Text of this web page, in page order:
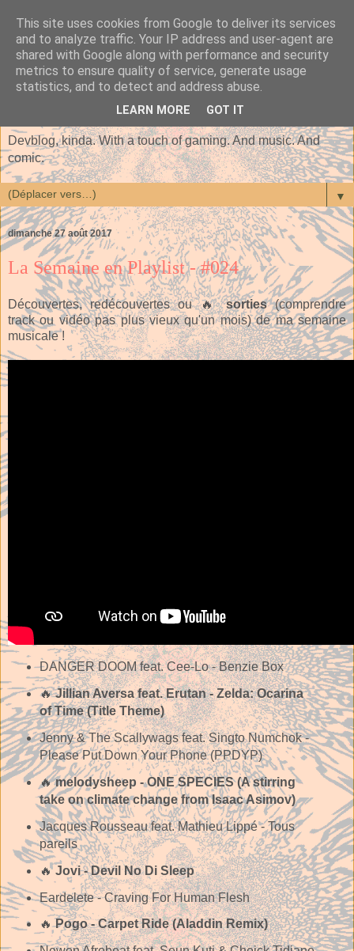
Devblog, kinda. With a touch of gaming. And music. And
comic.
▼
dimanche 27 août 2017
La Semaine en Playlist - #024
Découvertes, redécouvertes ou 🔥sorties(comprendre
track ou vidéo pas plus vieux qu'un mois) de ma semaine
musicale !
DANGER DOOM feat. Cee-Lo - Benzie Box
🔥Jillian Aversa feat. Erutan - Zelda: Ocarina
of Time (Title Theme)
Jenny & The Scallywags feat. Singto Numchok -
Please Put Down Your Phone (PPDYP)
🔥melodysheep - ONE SPECIES (A stirring
take on climate change from Isaac Asimov)
Jacques Rousseau feat. Mathieu Lippé - Tous
pareils
🔥Jovi - Devil No Di Sleep
Eardelete - Craving For Human Flesh
🔥Pogo - Carpet Ride (Aladdin Remix)
This site uses cookies from Google to deliver its services
and to analyze traffic. Your IP address and user-agent are
shared with Google along with performance and security
metrics to ensure quality of service, generate usage
statistics, and to detect and address abuse.
LEARN MORE GOT IT